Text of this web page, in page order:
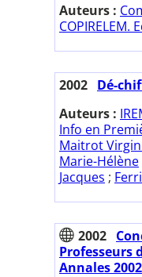
Auteurs :
COPIRELEM.
2002 Dé-
Auteurs :
Info en
Maitrot
Marie-Hélène
Jacques ;
2002
Professeurs
Annales